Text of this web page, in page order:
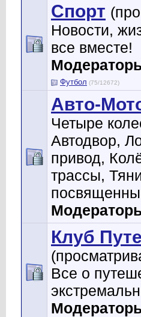
Спорт
Новости,
все вместе!
Футбол (75/12672)
Авто-
Четыре
Автодвор,
привод,
трассы,
Клуб
Все о